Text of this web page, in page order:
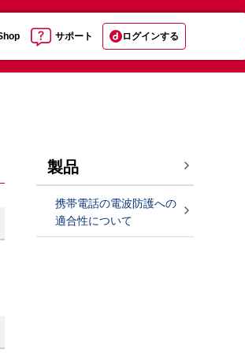
サポート ログインする
製品
携帯電話の電波防護への
適合性について